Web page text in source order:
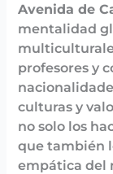
Avenida de
mentalidad
profesores y
culturas y
no solo los
que también
empática del